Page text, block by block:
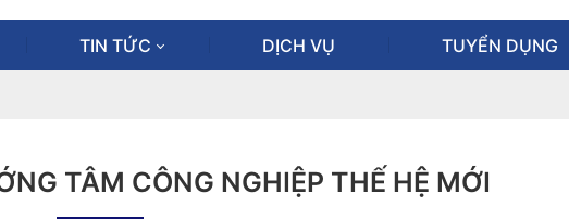
TIN TỨC DỊCH VỤ TUYỂN DỤNG
TÂM CÔNG NGHIỆP THẾ HỆ MỚI